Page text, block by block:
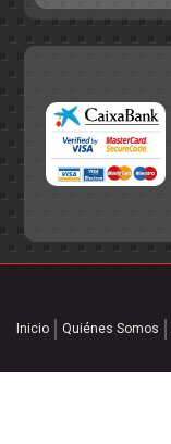
Inicio Quiénes Somos